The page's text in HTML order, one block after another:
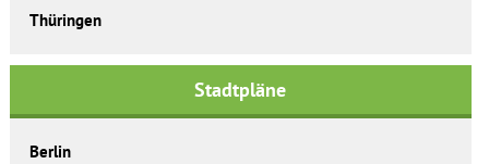
Thüringen
Stadtpläne
Berlin